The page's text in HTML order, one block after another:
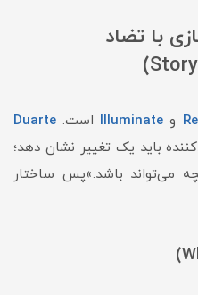
با تضاد
و Illuminate است. Duarte
باید یک تغییر نشان دهد؛
می‌تواند باشد.»پس ساختار